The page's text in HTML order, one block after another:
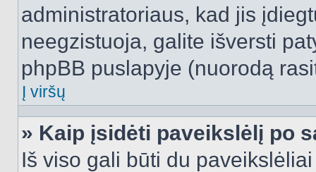
administratoriaus, kad jis
neegzistuoja, galite išversti
phpBB puslapyje (nuorodą
Į viršų
» Kaip įsidėti paveikslėlį po
Iš viso gali būti du